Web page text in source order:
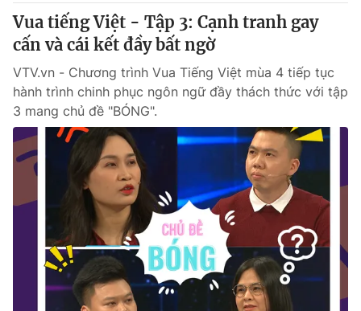
® Cấm sao chép dưới mọi hình thức nếu không có sự chấp
thuận bằng văn bản. Ghi rõ nguồn VTV.vn khi phát hành lại
thông tin từ website này.
Vua tiếng Việt - Tập 3: Cạnh tranh gay
cấn và cái kết đầy bất ngờ
VTV.vn - Chương trình Vua Tiếng Việt mùa 4 tiếp tục
hành trình chinh phục ngôn ngữ đầy thách thức với tập
3 mang chủ đề "BÓNG".